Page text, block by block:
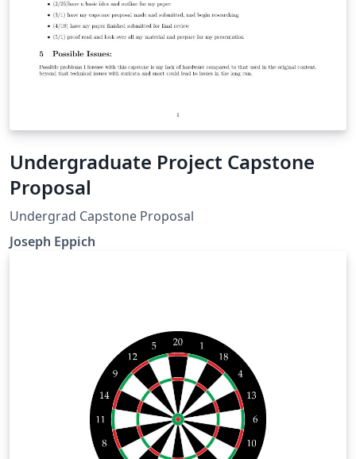
Undergraduate Project Capstone
Proposal
Undergrad Capstone Proposal
Joseph Eppich